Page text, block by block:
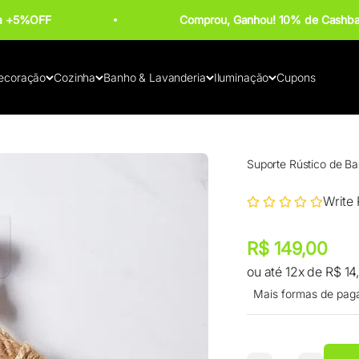
+5%OFF Comprou, Ganhou! 10% de
Cozinha Banho & Lavanderia Iluminação Cupons
Suporte Rústico de
Write
Preço promocional
Preço promocional
R$ 149,00
ou até 12x de R$
Mais formas de